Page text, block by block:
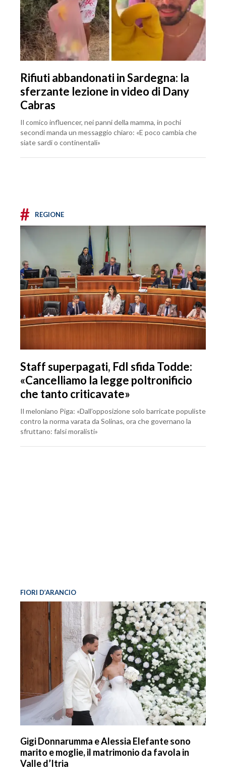
Rifiuti abbandonati in Sardegna: la
sferzante lezione in video di Dany
Cabras
Il comico influencer, nei panni della mamma, in pochi
secondi manda un messaggio chiaro: «E poco cambia che
siate sardi o continentali»
# REGIONE
Staff superpagati, FdI sfida Todde:
«Cancelliamo la legge poltronificio
che tanto criticavate»
Il meloniano Piga: «Dall’opposizione solo barricate populiste
contro la norma varata da Solinas, ora che governano la
sfruttano: falsi moralisti»
FIORI D’ARANCIO
Gigi Donnarumma e Alessia Elefante sono
marito e moglie, il matrimonio da favola in
Valle d’Itria